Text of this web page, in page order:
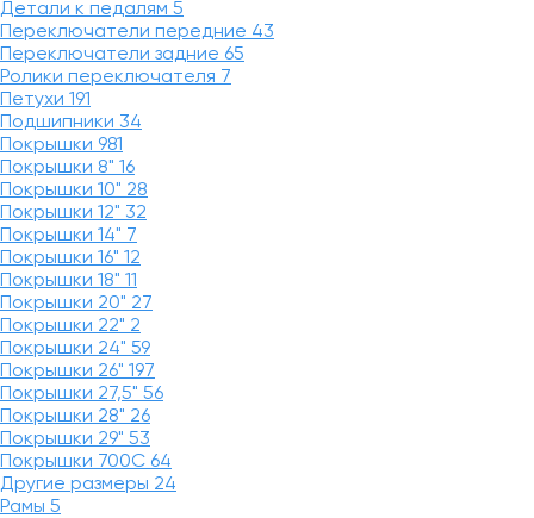
Детали к педалям 5
Переключатели передние 43
Переключатели задние 65
Ролики переключателя 7
Петухи 191
Подшипники 34
Покрышки 981
Покрышки 8" 16
Покрышки 10" 28
Покрышки 12" 32
Покрышки 14" 7
Покрышки 16" 12
Покрышки 18" 11
Покрышки 20" 27
Покрышки 22" 2
Покрышки 24" 59
Покрышки 26" 197
Покрышки 27,5" 56
Покрышки 28" 26
Покрышки 29" 53
Покрышки 700C 64
Другие размеры 24
Рамы 5